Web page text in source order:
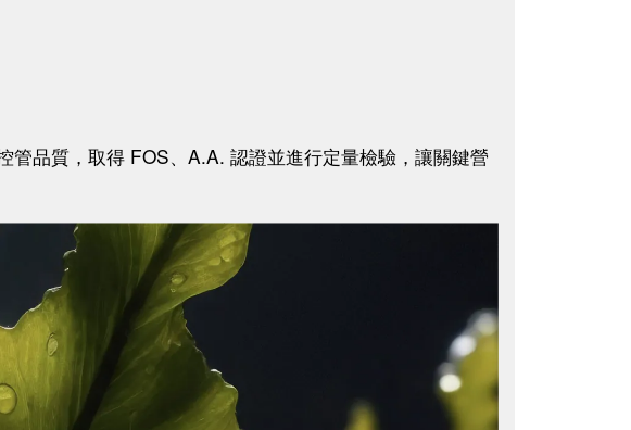
品質，取得 FOS、A.A. 認證並進行定量檢驗，讓關鍵營